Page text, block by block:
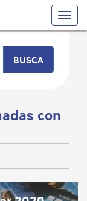
Toggle
con